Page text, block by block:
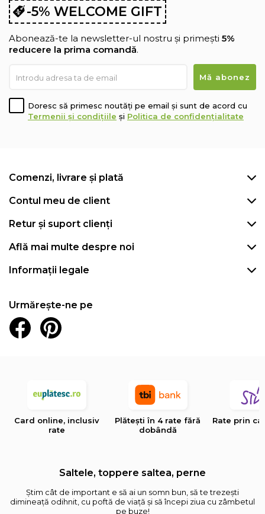
-5% WELCOME GIFT
Abonează-te la newsletter-ul nostru și primești 5%
reducere la prima comandă.
Doresc să primesc noutăți pe email și sunt de acord cu
Termenii și condițiile și Politica de confidențialitate
Comenzi, livrare și plată
Contul meu de client
Retur și suport clienți
Află mai multe despre noi
Informații legale
Urmărește-ne pe
Card online, inclusiv
rate
Plătești în 4 rate fără
dobândă
Rate prin
Saltele, toppere saltea, perne
Știm cât de important e să ai un somn bun, să te trezești
dimineață odihnit, cu poftă de viață și să începi ziua cu zâmbetul
pe buze!